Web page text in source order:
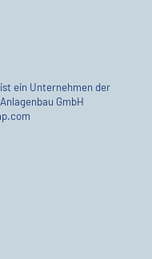
ein Unternehmen der
GmbH